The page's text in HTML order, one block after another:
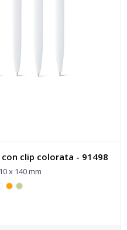
con clip colorata - 91498
x 140 mm